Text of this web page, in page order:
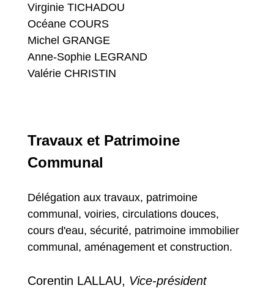
Virginie TICHADOU
Océane COURS
Michel GRANGE
Anne-Sophie LEGRAND
Valérie CHRISTIN
Travaux et Patrimoine
Communal
Délégation aux travaux, patrimoine
communal, voiries, circulations douces,
cours d'eau, sécurité, patrimoine immobilier
communal, aménagement et construction.
Corentin LALLAU, Vice-président